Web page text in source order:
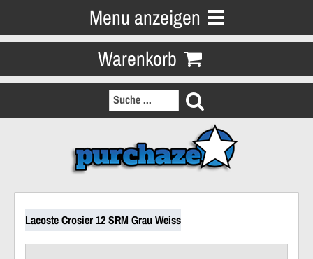
Menu anzeigen
Warenkorb
Lacoste Crosier 12 SRM Grau Weiss